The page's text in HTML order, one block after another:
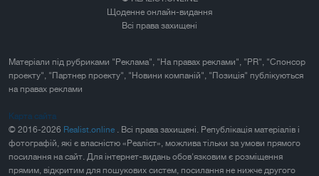
Щоденне онлайн-видання
Всі права захищені
Матеріали під рубриками "Реклама", "На правах реклами", "PR", "Спонсор
проекту", "Партнер проекту", "Новини компаній", "Позиція" публікуються
на правах реклами
Карта сайта
© 2016-2026 Realist.online . Всі права захищені. Републікація матеріалів і
фотографій, які є власністю «Реаліст», можлива тільки за умови прямого
посилання на сайт. Для інтернет-видань обов'язковим є розміщення
прямим, відкритим для пошукових систем, посилання не нижче другого